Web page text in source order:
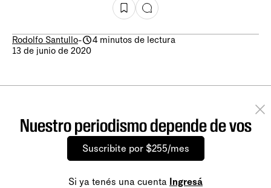
Rodolfo Santullo-
4 minutos de lectura
13 de junio de 2020
Nuestro periodismo depende de vos
Suscribite por $255/mes
Si ya tenés una cuenta Ingresá